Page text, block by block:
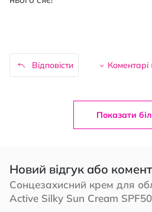
Відповісти Коментарі
Показати
Новий відгук або
Сонцезахисний крем для
Active Silky Sun Cream